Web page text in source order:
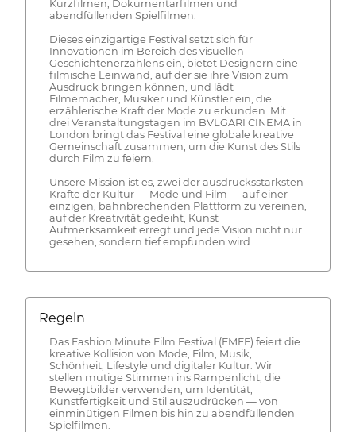
Kurzfilmen, Dokumentarfilmen und
abendfüllenden Spielfilmen.
Dieses einzigartige Festival setzt sich für
Innovationen im Bereich des visuellen
Geschichtenerzählens ein, bietet Designern eine
filmische Leinwand, auf der sie ihre Vision zum
Ausdruck bringen können, und lädt
Filmemacher, Musiker und Künstler ein, die
erzählerische Kraft der Mode zu erkunden. Mit
drei Veranstaltungstagen im BVLGARI CINEMA in
London bringt das Festival eine globale kreative
Gemeinschaft zusammen, um die Kunst des Stils
durch Film zu feiern.
Unsere Mission ist es, zwei der ausdrucksstärksten
Kräfte der Kultur — Mode und Film — auf einer
einzigen, bahnbrechenden Plattform zu vereinen,
auf der Kreativität gedeiht, Kunst
Aufmerksamkeit erregt und jede Vision nicht nur
gesehen, sondern tief empfunden wird.
Regeln
Das Fashion Minute Film Festival (FMFF) feiert die
kreative Kollision von Mode, Film, Musik,
Schönheit, Lifestyle und digitaler Kultur. Wir
stellen mutige Stimmen ins Rampenlicht, die
Bewegtbilder verwenden, um Identität,
Kunstfertigkeit und Stil auszudrücken — von
einminütigen Filmen bis hin zu abendfüllenden
Spielfilmen.